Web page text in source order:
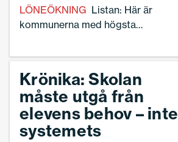
LÖNEÖKNING Listan: Här är
kommunerna med högsta
Krönika: Skolan
måste utgå från
elevens behov – inte
systemets